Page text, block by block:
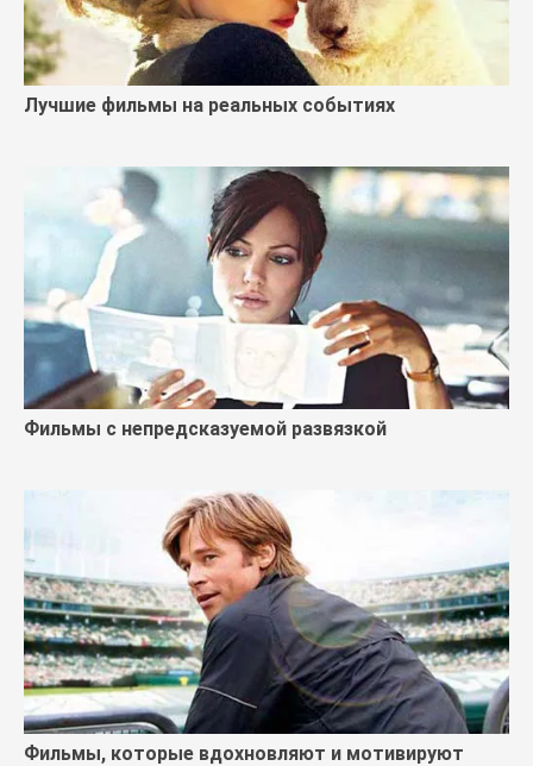
Лучшие фильмы на реальных событиях
Фильмы с непредсказуемой развязкой
Фильмы, которые вдохновляют и мотивируют